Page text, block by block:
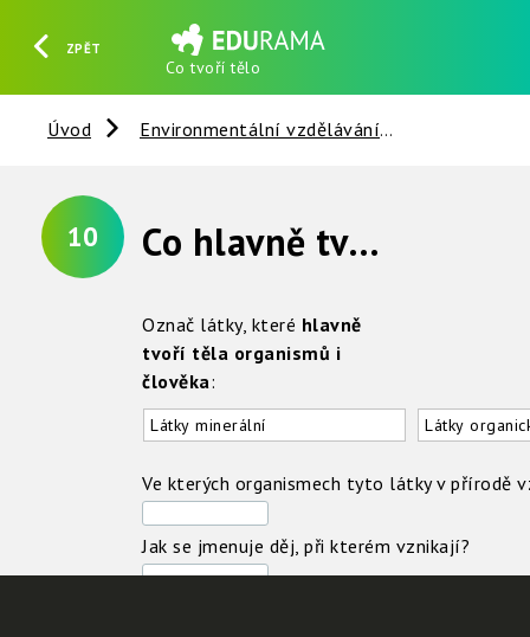
ZPĚT
Co tvoří tělo
HLEDAT REGISTROVAT PŘIHLÁSIT SE
Úvod Environmentální vzdělávání
10 Co hlavně tvoří naše tělo ?
Označ látky, které hlavně
tvoří těla organismů i
člověka:
Látky minerální Látky
Ve kterých organismech tyto látky v přírodě
Jak se jmenuje děj, při kterém vznikají?